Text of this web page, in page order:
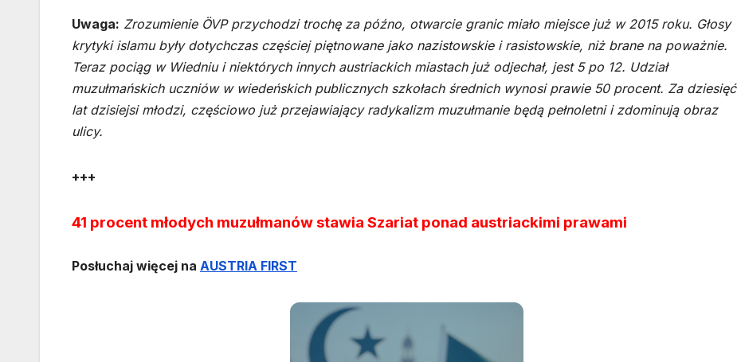
Uwaga: Zrozumienie ÖVP przychodzi trochę za późno, otwarcie granic miało miejsce już w 2015 roku. Głosy
krytyki islamu były dotychczas częściej piętnowane jako nazistowskie i rasistowskie, niż brane na poważnie.
Teraz pociąg w Wiedniu i niektórych innych austriackich miastach już odjechał, jest 5 po 12. Udział
muzułmańskich uczniów w wiedeńskich publicznych szkołach średnich wynosi prawie 50 procent. Za dziesięć
lat dzisiejsi młodzi, częściowo już przejawiający radykalizm muzułmanie będą pełnoletni i zdominują obraz
ulicy.
+++
41 procent młodych muzułmanów stawia Szariat ponad austriackimi prawami
Posłuchaj więcej na AUSTRIA FIRST